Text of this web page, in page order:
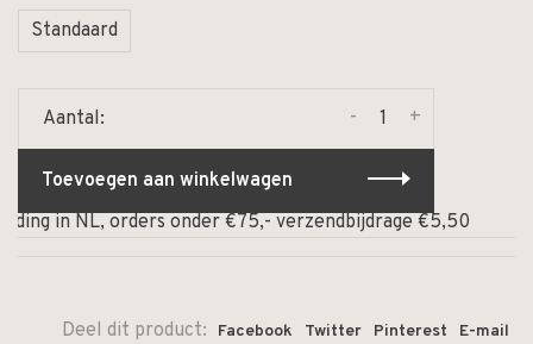
Standaard
Aantal: +
-
Toevoegen aan winkelwagen
in NL, orders onder €75,- verzendbijdrage €5,50
Deel dit product: Facebook Twitter Pinterest E-mail